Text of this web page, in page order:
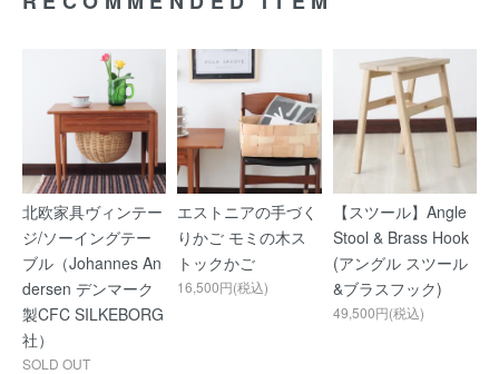
北欧家具ヴィンテー
ジ/ソーイングテー
ブル（Johannes An
dersen デンマーク
製CFC SILKEBORG
社）
SOLD OUT
エストニアの手づく
りかご モミの木ス
トックかご
16,500円(税込)
【スツール】Angle
Stool & Brass Hook
(アングル スツール
&ブラスフック)
49,500円(税込)